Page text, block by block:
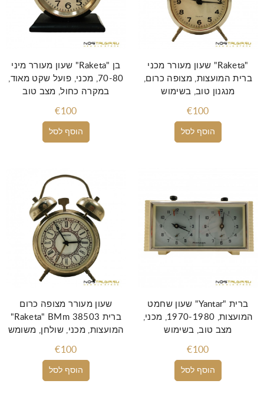
הוסף לסל
שעון מעורר מיני "Raketa" בן
70-80, מכני, פועל שקט מאוד,
במקרה כחול, מצב טוב
€100
הוסף לסל
שעון מעורר מכני "Raketa"
ברית המועצות, מצופה כרום,
מנגנון טוב, בשימוש
€100
הוסף לסל
שעון מעורר מצופה כרום
"Raketa" BMm 38503 ברית
המועצות, מכני, שולחן, משומש
€100
הוסף לסל
שעון שחמט "Yantar" ברית
המועצות, 1970-1980, מכני,
מצב טוב, בשימוש
€100